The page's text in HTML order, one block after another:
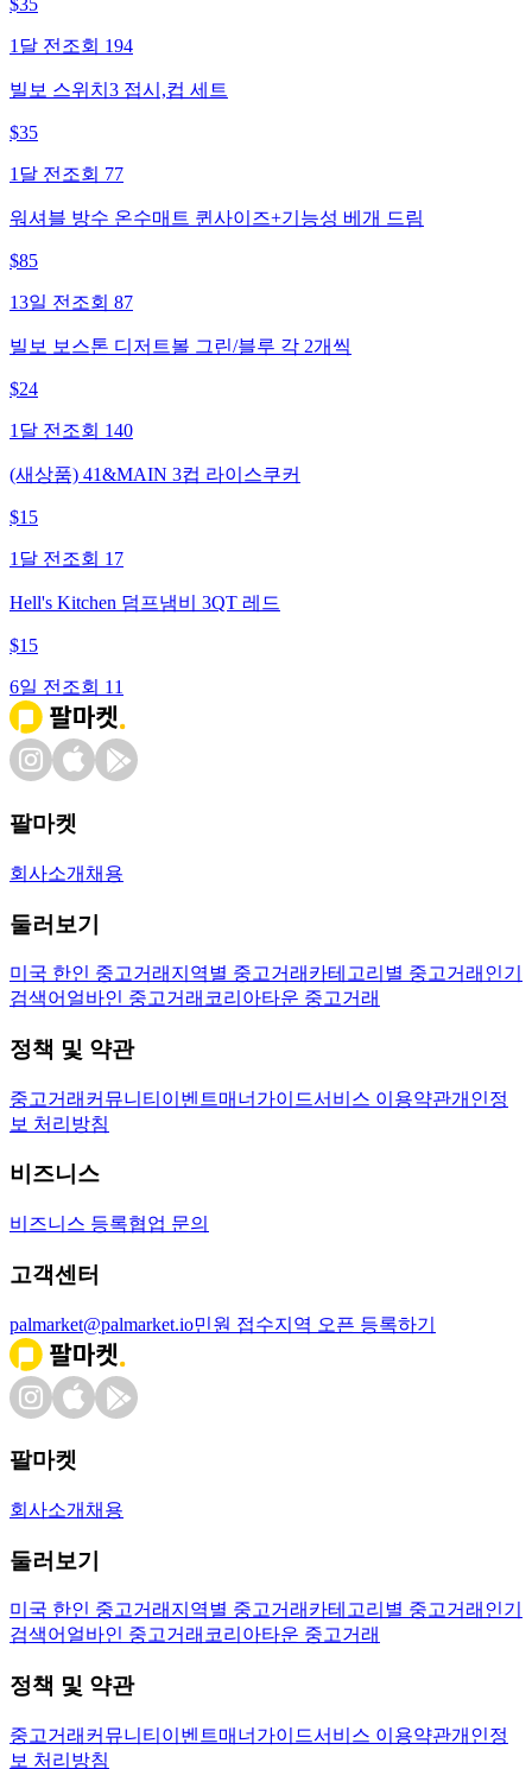
$35
1달 전 조회 194
빌보 스위치3 접시,컵 세트
$35
1달 전 조회 77
워셔블 방수 온수매트 퀸사이즈+기능성 베개 드림
$85
13일 전 조회 87
빌보 보스톤 디저트볼 그린/블루 각 2개씩
$24
1달 전 조회 140
(새상품) 41&MAIN 3컵 라이스쿠커
$15
1달 전 조회 17
Hell's Kitchen 덤프냄비 3QT 레드
$15
6일 전 조회 11
팔마켓
회사소개 채용
둘러보기
미국 한인 중고거래 지역별 중고거래 카테고리별 중고거래 인기
검색어 얼바인 중고거래 코리아타운 중고거래
정책 및 약관
중고거래 커뮤니티 이벤트매너가이드서비스 이용약관개인정
보 처리방침
비즈니스
비즈니스 등록협업 문의
고객센터
palmarket@palmarket.io민원 접수지역 오픈 등록하기
팔마켓
회사소개 채용
둘러보기
미국 한인 중고거래 지역별 중고거래 카테고리별 중고거래 인기
검색어 얼바인 중고거래 코리아타운 중고거래
정책 및 약관
중고거래 커뮤니티 이벤트매너가이드서비스 이용약관개인정
보 처리방침